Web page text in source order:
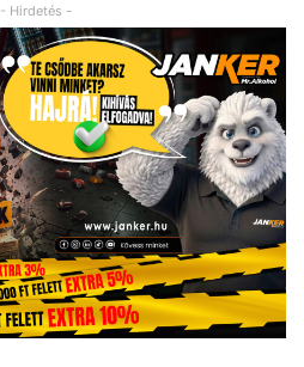
- Hirdetés -